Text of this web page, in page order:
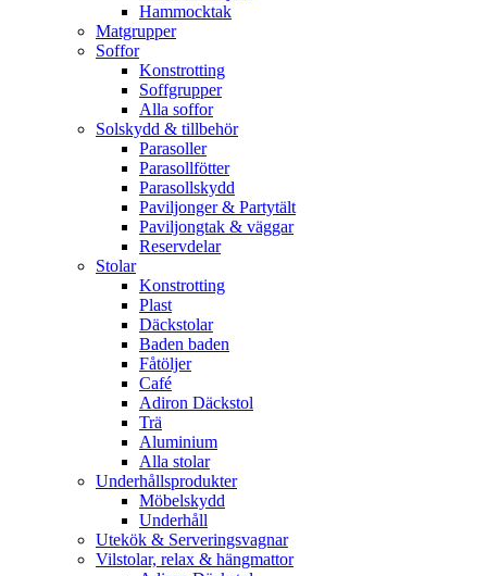
Hammocktak
Matgrupper
Soffor
Konstrotting
Soffgrupper
Alla soffor
Solskydd & tillbehör
Parasoller
Parasollfötter
Parasollskydd
Paviljonger & Partytält
Paviljongtak & väggar
Reservdelar
Stolar
Konstrotting
Plast
Däckstolar
Baden baden
Fåtöljer
Café
Adiron Däckstol
Trä
Aluminium
Alla stolar
Underhållsprodukter
Möbelskydd
Underhåll
Utekök & Serveringsvagnar
Vilstolar, relax & hängmattor